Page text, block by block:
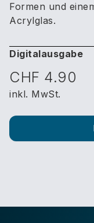
Formen und
Acrylglas.
Digitalausgabe
CHF 4.90
inkl. MwSt.